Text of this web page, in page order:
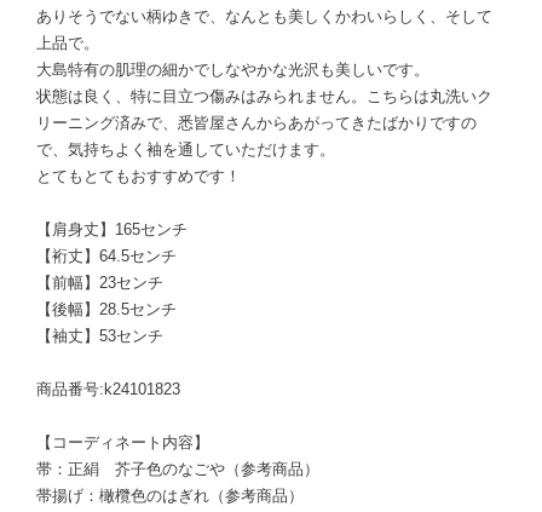
ありそうでない柄ゆきで、なんとも美しくかわいらしく、そして
上品で。
大島特有の肌理の細かでしなやかな光沢も美しいです。
状態は良く、特に目立つ傷みはみられません。こちらは丸洗いク
リーニング済みで、悉皆屋さんからあがってきたばかりですの
で、気持ちよく袖を通していただけます。
とてもとてもおすすめです！
【肩身丈】165センチ
【裄丈】64.5センチ
【前幅】23センチ
【後幅】28.5センチ
【袖丈】53センチ
商品番号:k24101823
【コーディネート内容】
帯：正絹 芥子色のなごや（参考商品）
帯揚げ：橄欖色のはぎれ（参考商品）